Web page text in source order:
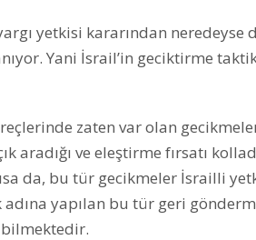
yetkisi kararından neredeyse
Yani İsrail’in geciktirme
zaten var olan
ve eleştirme fırsatı
da, bu tür gecikmeler İsrailli
yapılan bu tür geri